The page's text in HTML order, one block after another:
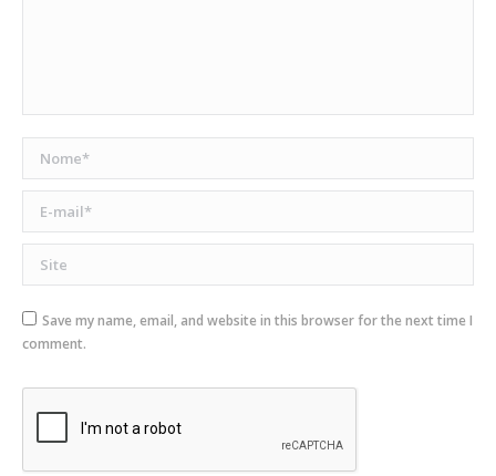
Nome *
E-mail *
Site
Save my name, email, and website in this browser for the next time I
comment.